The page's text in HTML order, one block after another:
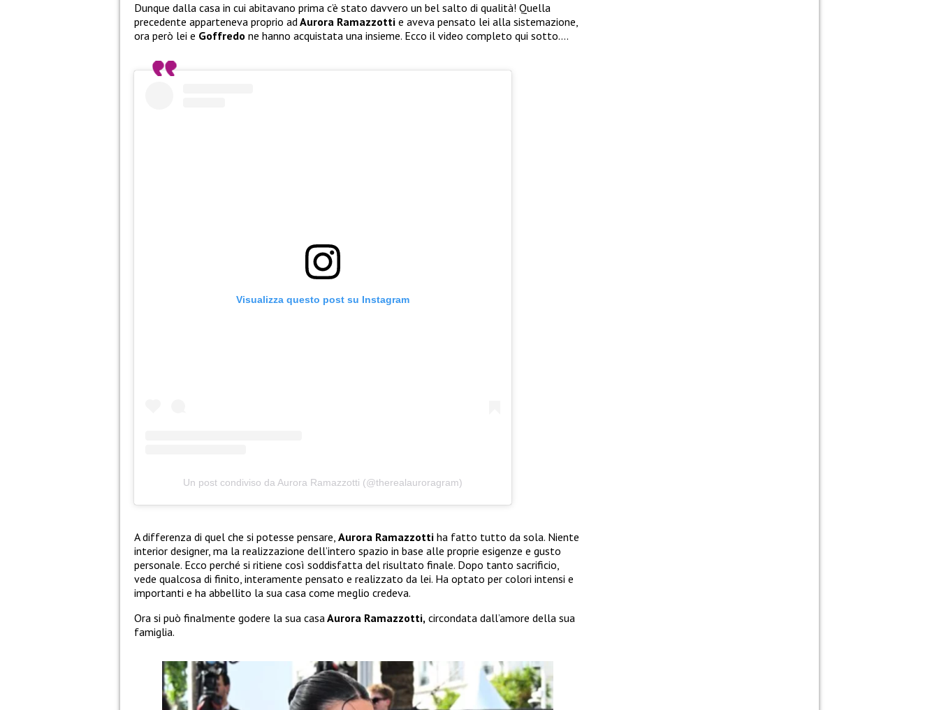
Dunque dalla casa in cui abitavano prima c’è stato davvero un bel salto di qualità! Quella
precedente apparteneva proprio adAurora Ramazzotti e aveva pensato lei alla sistemazione,
ora però lei e Goffredo ne hanno acquistata una insieme. Ecco il video completo qui sotto….
Visualizza questo post su Instagram
Un post condiviso da Aurora Ramazzotti (@therealauroragram)
A differenza di quel che si potesse pensare, Aurora Ramazzotti ha fatto tutto da sola. Niente
interior designer, ma la realizzazione dell’intero spazio in base alle proprie esigenze e gusto
personale. Ecco perché si ritiene così soddisfatta del risultato finale. Dopo tanto sacrificio,
vede qualcosa di finito, interamente pensato e realizzato da lei. Ha optato per colori intensi e
importanti e ha abbellito la sua casa come meglio credeva.
Ora si può finalmente godere la sua casaAurora Ramazzotti, circondata dall’amore della sua
famiglia.